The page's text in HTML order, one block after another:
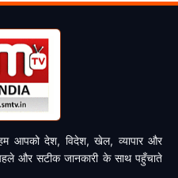
आपको देश, विदेश, खेल, व्यापार और
और सटीक जानकारी के साथ पहुँचाते